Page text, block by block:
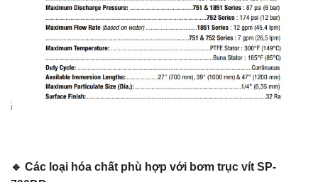
🔹 Các loại hóa chất phù hợp với bơm trục vít SP-